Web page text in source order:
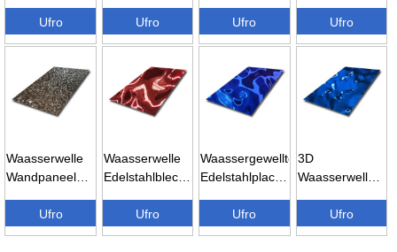
Waassertropfen...
Ufro
Waasser ...
Ufro
Spigelen
Geprägt Metall
Ufro
Ufro
Waasserwelle
Wandpaneel
Edelstahl ...
Ufro
Waasserwelle
Edelstahlblech
Ufro
Waassergewellte
Edelstahlplack
Ufro
3D
Waasserwellblech
Dekor...Ufro